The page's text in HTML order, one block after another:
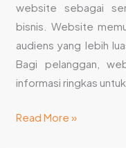
website sebagai
bisnis. Website
audiens yang lebih
Bagi pelanggan,
informasi ringkas
Read More »